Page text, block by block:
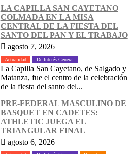
LA CAPILLA SAN CAYETANO
COLMADA EN LA MISA
CENTRAL DE LA FIESTA DEL
SANTO DEL PAN Y EL TRABAJO
agosto 7, 2026
Actualidad De Interés General
La Capilla San Cayetano, de Salgado y
Matanza, fue el centro de la celebración
de la fiesta del santo del...
PRE-FEDERAL MASCULINO DE
BASQUET EN CADETES:
ATHLETIC JUEGA EL
TRIANGULAR FINAL
agosto 6, 2026